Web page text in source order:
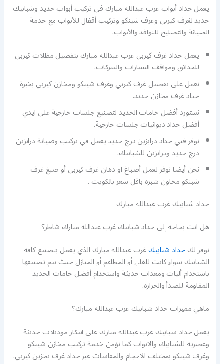
يعمل حداد أبواب غرب عبدالله مبارك في تركيب أبواب حديد وشبابيك
حديد لغرف كيربي وغرف شينكو وتركيب أقفال للأبواب مع خدمة
الصيانة والتصليح للنوافذ والأبواب.
يعمل حداد غرف كيربي غرب عبدالله مبارك بتفصيل مظلات كيربي
للحدائق ومواقف السيارات والشركات.
نعمل على تفصيل غرف كيربي وغرف شينكو ومخازن كيربي بخبرة
حداد غرف مخازن حديد.
نستورد أفضل خامات الحديد لتصنيع جلسات خارجية على ايدي
أفضل حداد ديوانيات جلسات خارجية.
نوفر فني حداد درابزين درج حديد يعمل في تركيب وصيانة درابزين
درج حديد ودرابزين للشبابيك.
نحن أيضا نوفر لعمل أصباغ او دهان غرف كيربي أو صبغ غرف
شينكو مخاون شبرة باقل سعر بالكويت .
حداد شبابيك غرب عبدالله مبارك
هل انت بحاجة إلى حداد شبابيك غرب عبدالله مبارك شاطر؟
نوفر لكحداد شبابيكغرب عبدالله مبارك الذي يعمل بتصنيع كافة
الشبابيك سواء كانت للفلل أو المطاعم أو المنازل حيث يتم تصنيعها
باستخدام أليات ومعدات حديثة واستخدام أفضل خامات الحديد
المقاومة للصدأ والحرارة.
ماهي مميزات حداد شبابيك غرب عبدالله مبارك؟
يعمل حداد شبابيك غرب عبدالله مبارك على ابتكار موديلات حديثة
وعصرية للشبابيك والابواب كما نؤمن خدمة تركيب مخازن شينكو
وغرف شينكو بمختلف الاحجام والمقاسات عبر حداد غرف تخزين كيربي.